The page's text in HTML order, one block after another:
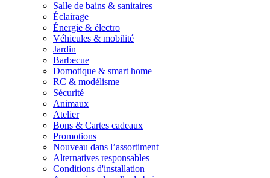
Salle de bains & sanitaires
Éclairage
Énergie & électro
Véhicules & mobilité
Jardin
Barbecue
Domotique & smart home
RC & modélisme
Sécurité
Animaux
Atelier
Bons & Cartes cadeaux
Promotions
Nouveau dans l’assortiment
Alternatives responsables
Conditions d'installation